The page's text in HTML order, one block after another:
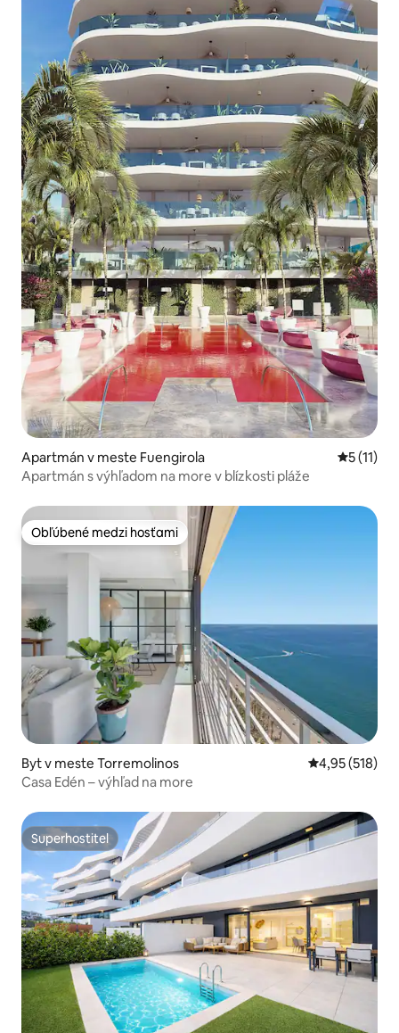
Apartmán v meste Fuengirola
5 (11)
Apartmán s výhľadom na more v blízkosti pláže
Obľúbené medzi hosťami
Obľúbené medzi hosťami
Byt v meste Torremolinos Priemerné
4,95 (518)
Casa Edén – výhľad na more
Superhostiteľ
Superhostiteľ